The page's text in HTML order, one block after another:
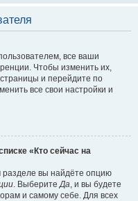
все ваши
Чтобы изменить их,
и перейдите по
все свои настройки и
«Кто сейчас на
разделе вы найдёте опцию
. ВыберитеДа, и вы будете
и самому себе. Для всех